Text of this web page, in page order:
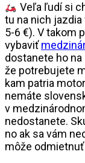
Veľa ľudí si
tu na nich
5-6 €). V takom
vybaviť
dostanete ho na
že potrebujete
kam patria
nemáte
v
nedostanete.
no ak sa vám
môže